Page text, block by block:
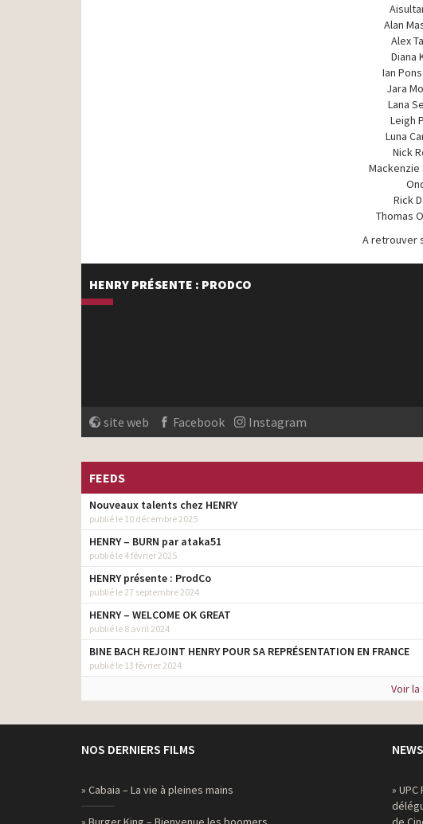
Alan
Alex
Diana
Ian
Jara
Lana
Leigh
Luna
Nick
Mackenzie
Rick
Thomas
A retrouver
HENRY PRÉSENTE : PRODCO
site web Facebook Instagram
FEEDS
Nouveaux talents chez HENRY
publié le 10 décembre 2025
HENRY – BURN par ataka51
publié le 4 février 2025
HENRY présente : ProdCo
publié le 27 septembre 2024
HENRY – WELCOME OK GREAT
publié le 8 avril 2024
BINE BACH REJOINT HENRY POUR SA REPRÉSENTATION EN FRANCE
publié le 13 février 2024
Voir
NOS DERNIERS FILMS
» Cabaia – La vie à pleines mains
NEWS
»